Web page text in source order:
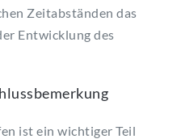
Zeitabständen das
Entwicklung des
ist ein wichtiger Teil